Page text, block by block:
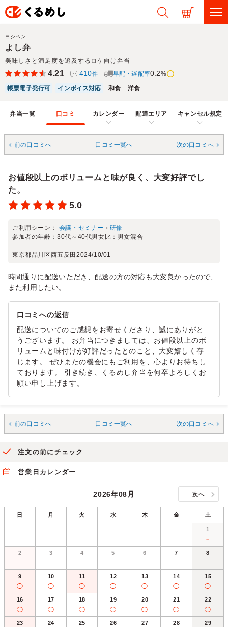
よし弁
美味しさと満足度を追及するロケ向け弁当
ヨシベン
4.21 410件 早配・遅配率0.2%
帳票電子発行可
インボイス対応 和食 洋食
弁当一覧 口コミ カレンダー 配達エリア キャンセル規定
前の口コミへ 口コミ一覧へ 次の口コミへ
お値段以上のボリュームと味が良く、大変好評でし
た。
5.0
ご利用シーン： 会議・セミナー › 研修
参加者の年齢：30代～40代男女比： 男女混合
東京都品川区西五反田 2024/10/01
時間通りに配送いただき、配送の方の対応も大変良かったので、
また利用したい。
口コミへの返信
配送についてのご感想をお寄せくださり、誠にありがと
うございます。 お弁当につきましては、お値段以上のボ
リュームと味付けが好評だったとのこと、大変嬉しく存
じます。 ぜひまたの機会にもご利用を、心よりお待ちし
ております。 引き続き、くるめし弁当を何卒よろしくお
願い申し上げます。
前の口コミへ 口コミ一覧へ 次の口コミへ
注文の前にチェック
営業日カレンダー
2026年08月 次へ
日 月 火 水 木 金 土
1
－
2
－
3
－
4
－
5
－
6
－
7
－
8
－
9
◯
10
◯
11
◯
12
◯
13
◯
14
◯
15
◯
16
◯
17
◯
18
◯
19
◯
20
◯
21
◯
22
◯
23 24 25 26 27 28 29